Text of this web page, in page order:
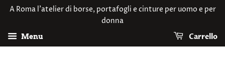
A Roma l'atelier di borse, portafogli e cinture per uomo e per
donna
Menu Carrello